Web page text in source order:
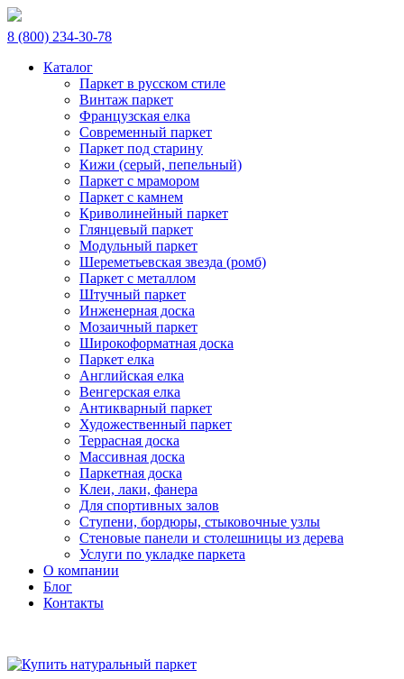
8 (800) 234-30-78
Каталог
Паркет в русском стиле
Винтаж паркет
Французская елка
Современный паркет
Паркет под старину
Кижи (серый, пепельный)
Паркет с мрамором
Паркет с камнем
Криволинейный паркет
Глянцевый паркет
Модульный паркет
Шереметьевская звезда (ромб)
Паркет с металлом
Штучный паркет
Инженерная доска
Мозаичный паркет
Широкоформатная доска
Паркет елка
Английская елка
Венгерская елка
Антикварный паркет
Художественный паркет
Террасная доска
Массивная доска
Паркетная доска
Клеи, лаки, фанера
Для спортивных залов
Ступени, бордюры, стыковочные узлы
Стеновые панели и столешницы из дерева
Услуги по укладке паркета
О компании
Блог
Контакты